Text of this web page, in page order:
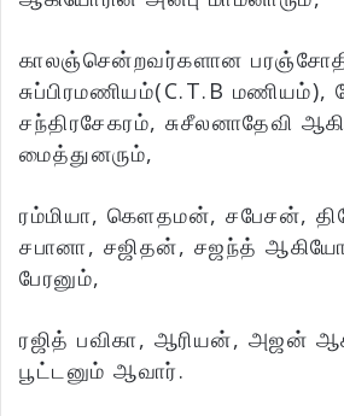
காலஞ்சென்றவர்களான
சுப்பிரமணியம்(C.T.B மணியம்),
சந்திரசேகரம், சுசீலனாதேவி
மைத்துனரும்,
ரம்மியா, கௌதமன், சபேசன்,
சபானா, சஜிதன், சஜந்த்
பேரனும்,
ரஜித் பவிகா, ஆரியன், அஜன்
பூட்டனும் ஆவார்.